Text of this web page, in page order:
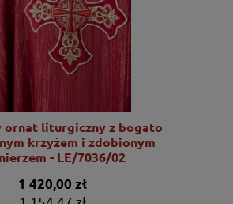
ornat liturgiczny z bogato
krzyżem i zdobionym
- LE/7036/02
1 420,00 zł